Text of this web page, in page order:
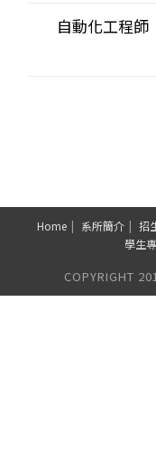
自動化工程師
Home 系所簡介 招
學生
COPYRIGHT